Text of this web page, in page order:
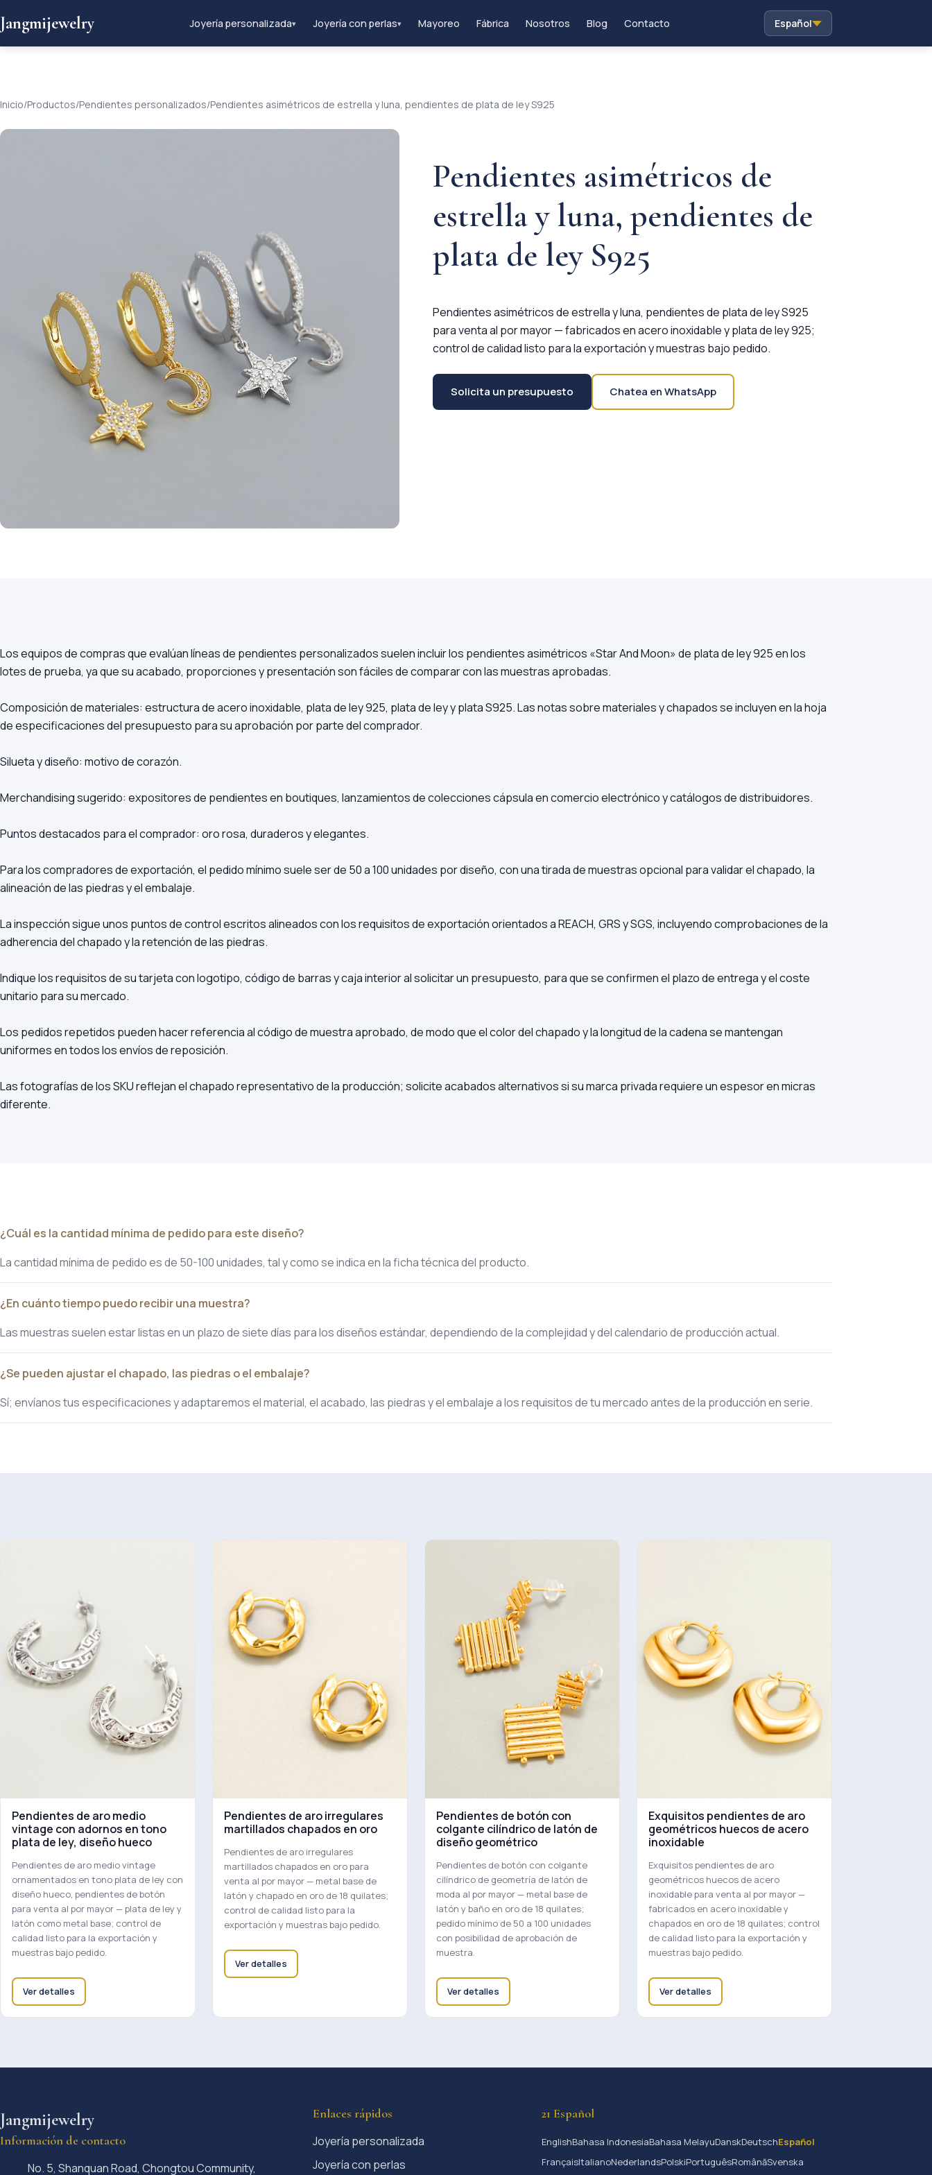
Jangmijewelry Joyería personalizada▾ Joyería con perlas▾ Mayoreo Fábrica Nosotros Blog Contacto Español
Inicio/Productos/Pendientes personalizados/Pendientes asimétricos de estrella y luna, pendientes de plata de ley S925
Pendientes asimétricos de
estrella y luna, pendientes de
plata de ley S925
Pendientes asimétricos de estrella y luna, pendientes de plata de ley S925
para venta al por mayor — fabricados en acero inoxidable y plata de ley 925;
control de calidad listo para la exportación y muestras bajo pedido.
Solicita un presupuesto Chatea en WhatsApp
Los equipos de compras que evalúan líneas de pendientes personalizados suelen incluir los pendientes asimétricos «Star And Moon» de plata de ley 925 en los
lotes de prueba, ya que su acabado, proporciones y presentación son fáciles de comparar con las muestras aprobadas.
Composición de materiales: estructura de acero inoxidable, plata de ley 925, plata de ley y plata S925. Las notas sobre materiales y chapados se incluyen en la hoja
de especificaciones del presupuesto para su aprobación por parte del comprador.
Silueta y diseño: motivo de corazón.
Merchandising sugerido: expositores de pendientes en boutiques, lanzamientos de colecciones cápsula en comercio electrónico y catálogos de distribuidores.
Puntos destacados para el comprador: oro rosa, duraderos y elegantes.
Para los compradores de exportación, el pedido mínimo suele ser de 50 a 100 unidades por diseño, con una tirada de muestras opcional para validar el chapado, la
alineación de las piedras y el embalaje.
La inspección sigue unos puntos de control escritos alineados con los requisitos de exportación orientados a REACH, GRS y SGS, incluyendo comprobaciones de la
adherencia del chapado y la retención de las piedras.
Indique los requisitos de su tarjeta con logotipo, código de barras y caja interior al solicitar un presupuesto, para que se confirmen el plazo de entrega y el coste
unitario para su mercado.
Los pedidos repetidos pueden hacer referencia al código de muestra aprobado, de modo que el color del chapado y la longitud de la cadena se mantengan
uniformes en todos los envíos de reposición.
Las fotografías de los SKU reflejan el chapado representativo de la producción; solicite acabados alternativos si su marca privada requiere un espesor en micras
diferente.
¿Cuál es la cantidad mínima de pedido para este diseño?
La cantidad mínima de pedido es de 50-100 unidades, tal y como se indica en la ficha técnica del producto.
¿En cuánto tiempo puedo recibir una muestra?
Las muestras suelen estar listas en un plazo de siete días para los diseños estándar, dependiendo de la complejidad y del calendario de producción actual.
¿Se pueden ajustar el chapado, las piedras o el embalaje?
Sí; envíanos tus especificaciones y adaptaremos el material, el acabado, las piedras y el embalaje a los requisitos de tu mercado antes de la producción en serie.
Pendientes de aro medio
vintage con adornos en tono
plata de ley, diseño hueco
Pendientes de aro medio vintage
ornamentados en tono plata de ley con
diseño hueco, pendientes de botón
para venta al por mayor — plata de ley y
latón como metal base; control de
calidad listo para la exportación y
muestras bajo pedido.
Ver detalles
Pendientes de aro irregulares
martillados chapados en oro
Pendientes de aro irregulares
martillados chapados en oro para
venta al por mayor — metal base de
latón y chapado en oro de 18 quilates;
control de calidad listo para la
exportación y muestras bajo pedido.
Ver detalles
Pendientes de botón con
colgante cilíndrico de latón de
diseño geométrico
Pendientes de botón con colgante
cilíndrico de geometría de latón de
moda al por mayor — metal base de
latón y baño en oro de 18 quilates;
pedido mínimo de 50 a 100 unidades
con posibilidad de aprobación de
muestra.
Ver detalles
Exquisitos pendientes de aro
geométricos huecos de acero
inoxidable
Exquisitos pendientes de aro
geométricos huecos de acero
inoxidable para venta al por mayor —
fabricados en acero inoxidable y
chapados en oro de 18 quilates; control
de calidad listo para la exportación y
muestras bajo pedido.
Ver detalles
Jangmijewelry
Información de contacto
No. 5, Shanquan Road, Chongtou Community,
Enlaces rápidos
Joyería personalizada
Joyería con perlas
21 Español
EnglishBahasa IndonesiaBahasa MelayuDanskDeutschEspañol
FrançaisItalianoNederlandsPolskiPortuguêsRomânăSvenska